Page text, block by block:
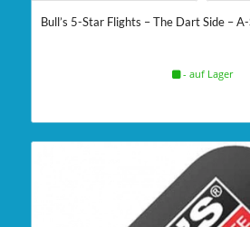
Bull’s 5-Star Flights – The Dart Side –
- auf Lager